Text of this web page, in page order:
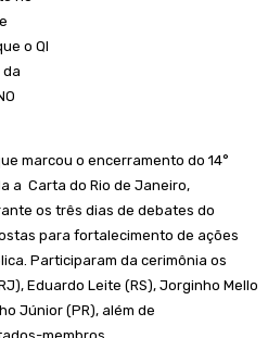
o QI
da
marcou o encerramento do 14°
a Carta do Rio de Janeiro,
os três dias de debates do
para fortalecimento de ações
Participaram da cerimônia os
Eduardo Leite (RS), Jorginho Mello
Júnior (PR), além de